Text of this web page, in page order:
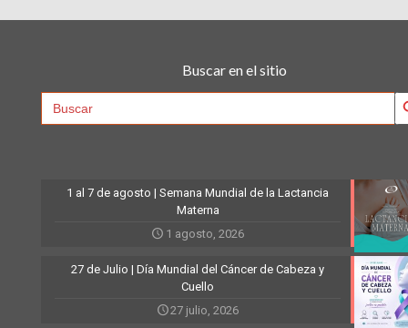
Buscar en el sitio
Search
1 al 7 de agosto | Semana Mundial de la Lactancia
Materna
1 agosto, 2026
27 de Julio | Día Mundial del Cáncer de Cabeza y
Cuello
27 julio, 2026